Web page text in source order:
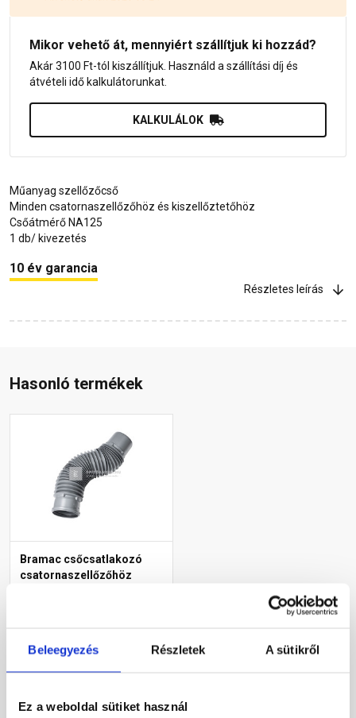
Beleegyezés Részletek A sütikről
Ez a weboldal sütiket használ
Mikor vehető át, mennyiért szállítjuk ki hozzád?
Akár 3100 Ft-tól kiszállítjuk. Használd a szállítási díj és
átvételi idő kalkulátorunkat.
KALKULÁLOK
Műanyag szellőzőcső
Minden csatornaszellőzőhöz és kiszellőztetőhöz
Csőátmérő NA125
1 db/ kivezetés
10 év garancia
Részletes leírás
Hasonló termékek
Bramac csőcsatlakozó
csatornaszellőzőhöz